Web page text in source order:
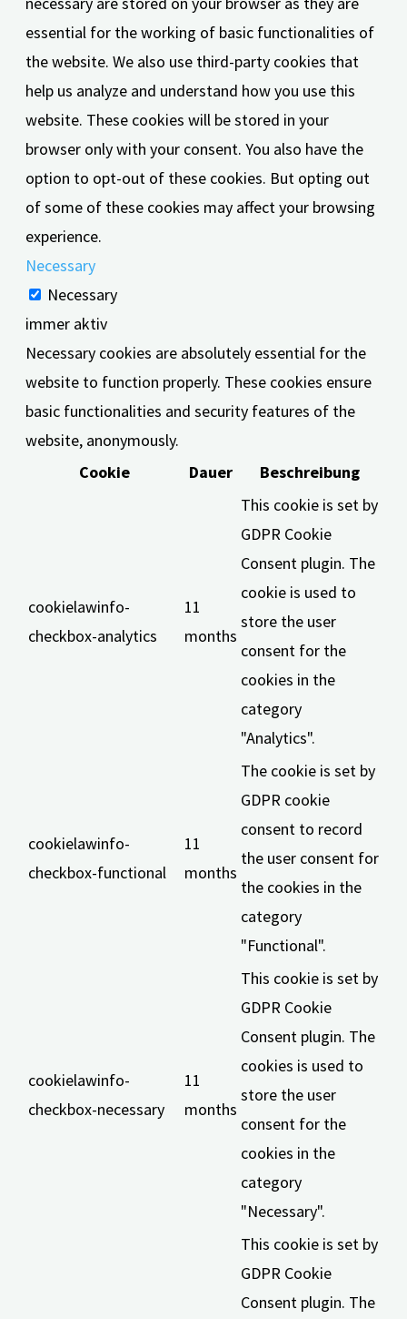
essential for the working of basic functionalities of
the website. We also use third-party cookies that
help us analyze and understand how you use this
website. These cookies will be stored in your
browser only with your consent. You also have the
option to opt-out of these cookies. But opting out
of some of these cookies may affect your browsing
experience.
Necessary
Necessary
immer aktiv
Necessary cookies are absolutely essential for the
website to function properly. These cookies ensure
basic functionalities and security features of the
website, anonymously.
Cookie
Dauer Beschreibung
cookielawinfo-
checkbox-analytics
11
months
This cookie is set by
GDPR Cookie
Consent plugin. The
cookie is used to
store the user
consent for the
cookies in the
category
"Analytics".
cookielawinfo-
checkbox-functional
11
months
The cookie is set by
GDPR cookie
consent to record
the user consent for
the cookies in the
category
"Functional".
cookielawinfo-
checkbox-necessary
11
months
This cookie is set by
GDPR Cookie
Consent plugin. The
cookies is used to
store the user
consent for the
cookies in the
category
"Necessary".
This cookie is set by
GDPR Cookie
Consent plugin. The